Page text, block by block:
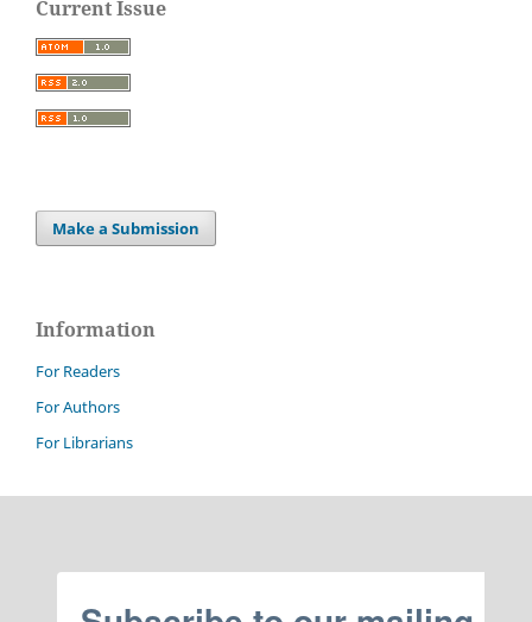
Current Issue
Make a Submission
Information
For Readers
For Authors
For Librarians